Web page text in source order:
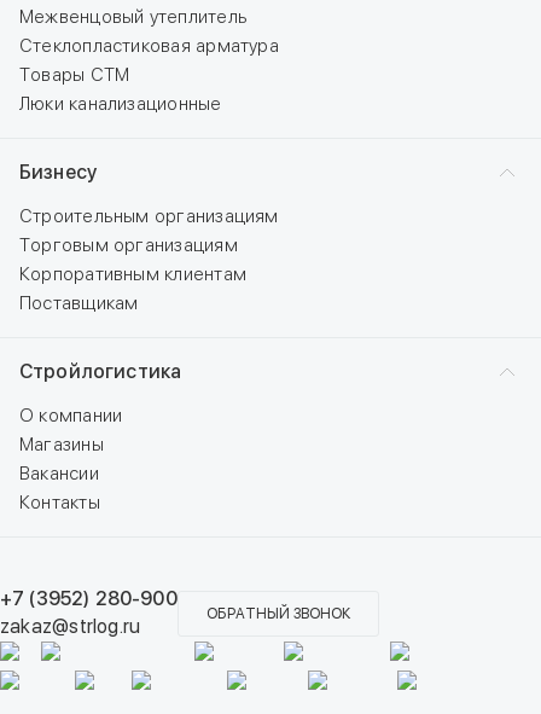
Межвенцовый утеплитель
Стеклопластиковая арматура
Товары СТМ
Люки канализационные
Бизнесу
Строительным организациям
Торговым организациям
Корпоративным клиентам
Поставщикам
Стройлогистика
О компании
Магазины
Вакансии
Контакты
+7 (3952) 280-900
zakaz@strlog.ru
ОБРАТНЫЙ ЗВОНОК